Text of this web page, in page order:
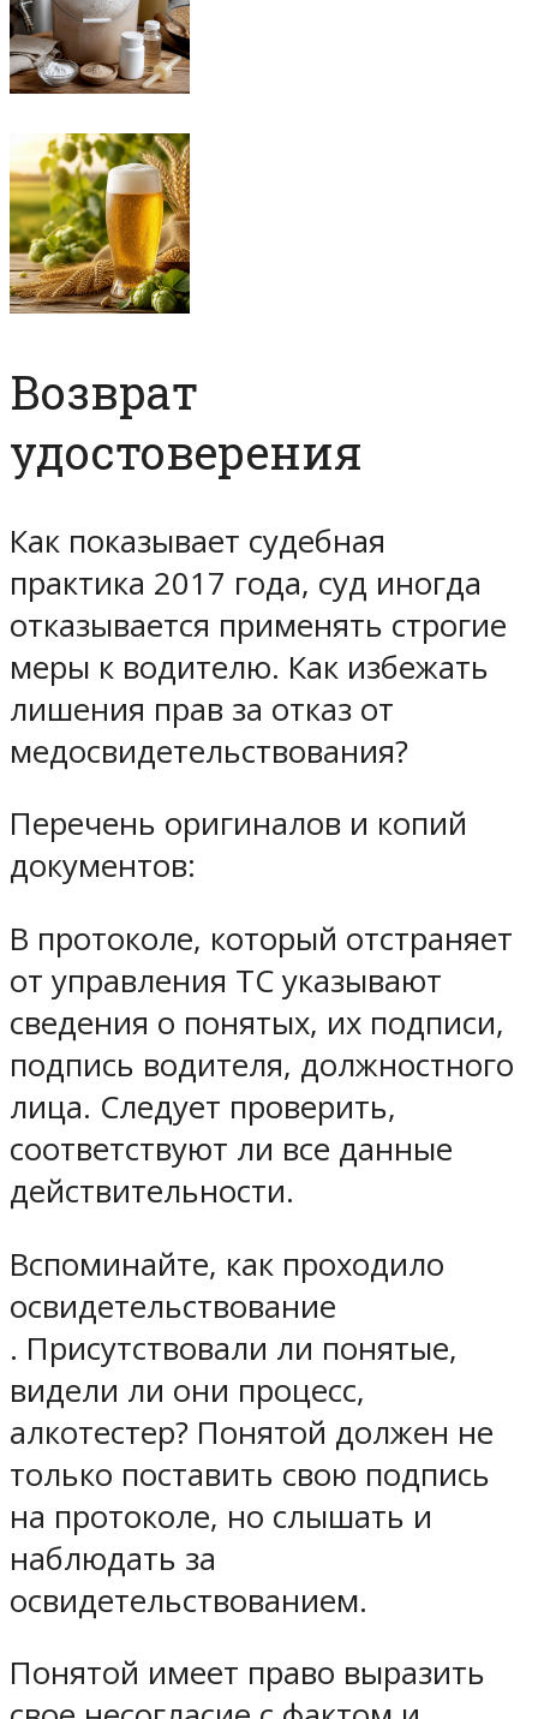
Возврат
удостоверения
Как показывает судебная
практика 2017 года, суд иногда
отказывается применять строгие
меры к водителю. Как избежать
лишения прав за отказ от
медосвидетельствования?
Перечень оригиналов и копий
документов:
В протоколе, который отстраняет
от управления ТС указывают
сведения о понятых, их подписи,
подпись водителя, должностного
лица. Следует проверить,
соответствуют ли все данные
действительности.
Вспоминайте, как проходило
освидетельствование
. Присутствовали ли понятые,
видели ли они процесс,
алкотестер? Понятой должен не
только поставить свою подпись
на протоколе, но слышать и
наблюдать за
освидетельствованием.
Понятой имеет право выразить